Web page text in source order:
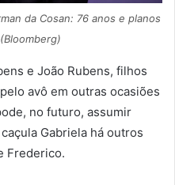
da Cosan: 76 anos e planos
e João Rubens, filhos
avô em outras ocasiões
no futuro, assumir
Gabriela há outros
Frederico.